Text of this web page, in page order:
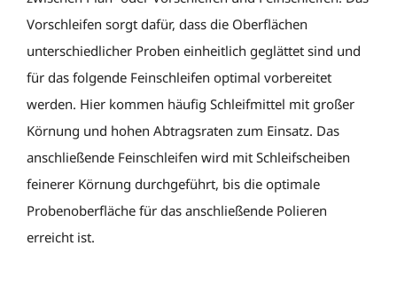
Vorschleifen sorgt dafür, dass die Oberflächen
unterschiedlicher Proben einheitlich geglättet sind und
für das folgende Feinschleifen optimal vorbereitet
werden. Hier kommen häufig Schleifmittel mit großer
Körnung und hohen Abtragsraten zum Einsatz. Das
anschließende Feinschleifen wird mit Schleifscheiben
feinerer Körnung durchgeführt, bis die optimale
Probenoberfläche für das anschließende Polieren
erreicht ist.